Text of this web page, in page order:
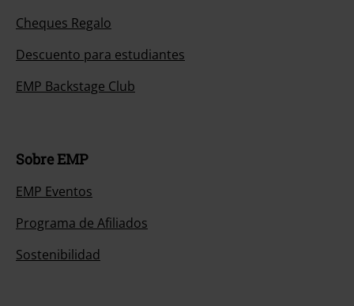
Cheques Regalo
Descuento para estudiantes
EMP Backstage Club
Sobre EMP
EMP Eventos
Programa de Afiliados
Sostenibilidad